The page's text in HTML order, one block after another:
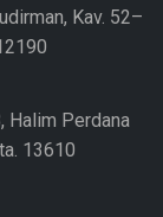
Kav. 52–
Halim Perdana
13610